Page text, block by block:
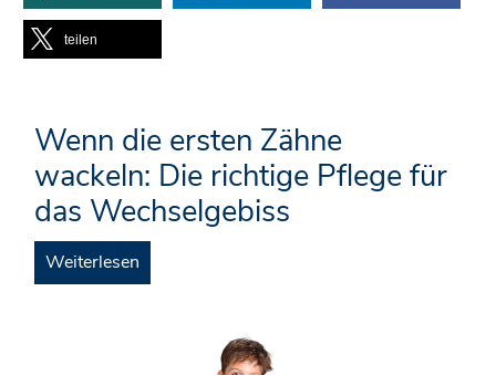
teilen
Wenn die ersten Zähne
wackeln: Die richtige Pflege für
das Wechselgebiss
Weiterlesen